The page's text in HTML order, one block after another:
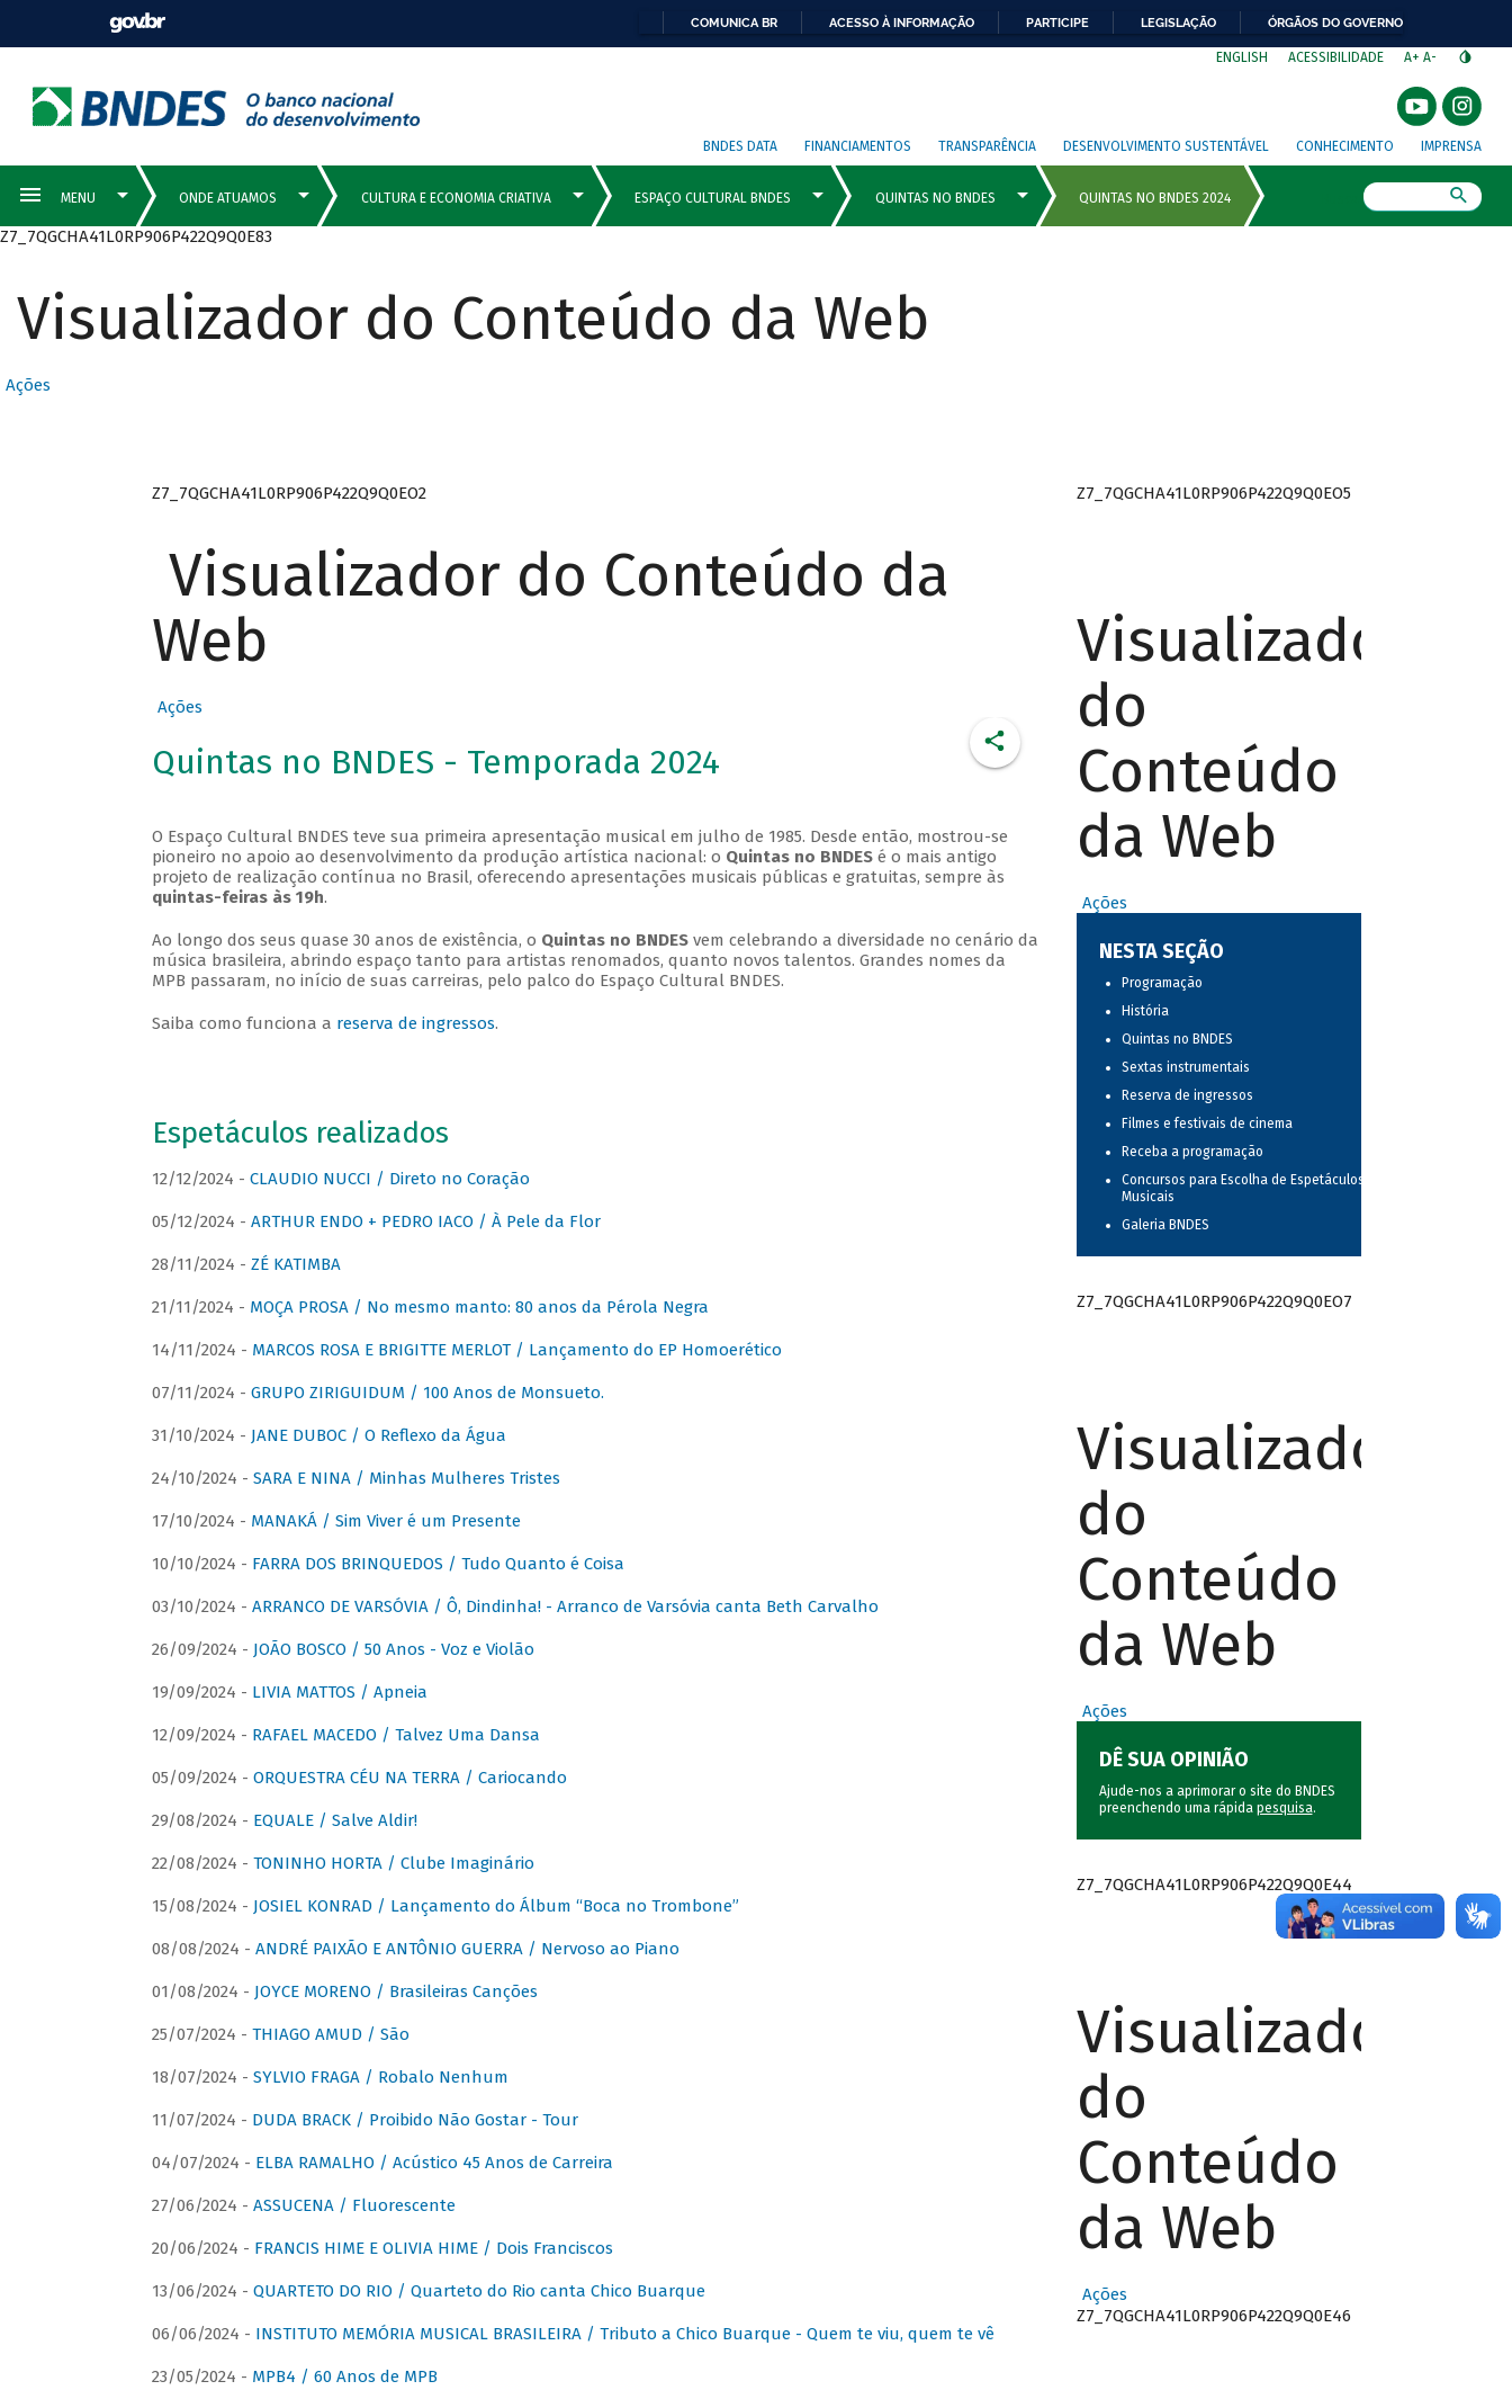
COMUNICA BR ACESSO À INFORMAÇÃO PARTICIPE LEGISLAÇÃO ÓRGÃOS DO GOVERNO
ENGLISH ACESSIBILIDADE A+ A-
BNDES DATA FINANCIAMENTOS TRANSPARÊNCIA DESENVOLVIMENTO SUSTENTÁVEL CONHECIMENTO IMPRENSA
Z7_7QGCHA41L0RP906P422Q9Q0E83
Visualizador do Conteúdo da Web
Ações
Z7_7QGCHA41L0RP906P422Q9Q0EO2
Visualizador do Conteúdo da
Web
Ações
Quintas no BNDES - Temporada 2024
O Espaço Cultural BNDES teve sua primeira apresentação musical em julho de 1985. Desde então, mostrou-se
pioneiro no apoio ao desenvolvimento da produção artística nacional: o Quintas no BNDESé o mais antigo
projeto de realização contínua no Brasil, oferecendo apresentações musicais públicas e gratuitas, sempre às
quintas-feiras às 19h.
Ao longo dos seus quase 30 anos de existência, o Quintas no BNDESvem celebrando a diversidade no cenário da
música brasileira, abrindo espaço tanto para artistas renomados, quanto novos talentos. Grandes nomes da
MPB passaram, no início de suas carreiras, pelo palco do Espaço Cultural BNDES.
Saiba como funciona a reserva de ingressos.
Espetáculos realizados
12/12/2024 - CLAUDIO NUCCI / Direto no Coração
05/12/2024 - ARTHUR ENDO + PEDRO IACO / À Pele da Flor
28/11/2024 - ZÉ KATIMBA
21/11/2024 - MOÇA PROSA / No mesmo manto: 80 anos da Pérola Negra
14/11/2024 - MARCOS ROSA E BRIGITTE MERLOT / Lançamento do EP Homoerético
07/11/2024 - GRUPO ZIRIGUIDUM / 100 Anos de Monsueto.
31/10/2024 - JANE DUBOC / O Reflexo da Água
24/10/2024 - SARA E NINA / Minhas Mulheres Tristes
17/10/2024 - MANAKÁ / Sim Viver é um Presente
10/10/2024 - FARRA DOS BRINQUEDOS / Tudo Quanto é Coisa
03/10/2024 - ARRANCO DE VARSÓVIA / Ô, Dindinha! - Arranco de Varsóvia canta Beth Carvalho
26/09/2024 - JOÃO BOSCO / 50 Anos - Voz e Violão
19/09/2024 - LIVIA MATTOS / Apneia
12/09/2024 - RAFAEL MACEDO / Talvez Uma Dansa
05/09/2024 - ORQUESTRA CÉU NA TERRA / Cariocando
29/08/2024 - EQUALE / Salve Aldir!
22/08/2024 - TONINHO HORTA / Clube Imaginário
15/08/2024 - JOSIEL KONRAD / Lançamento do Álbum “Boca no Trombone”
08/08/2024 - ANDRÉ PAIXÃO E ANTÔNIO GUERRA / Nervoso ao Piano
01/08/2024 - JOYCE MORENO / Brasileiras Canções
25/07/2024 - THIAGO AMUD / São
18/07/2024 - SYLVIO FRAGA / Robalo Nenhum
11/07/2024 - DUDA BRACK / Proibido Não Gostar - Tour
04/07/2024 - ELBA RAMALHO / Acústico 45 Anos de Carreira
27/06/2024 - ASSUCENA / Fluorescente
20/06/2024 - FRANCIS HIME E OLIVIA HIME / Dois Franciscos
13/06/2024 - QUARTETO DO RIO / Quarteto do Rio canta Chico Buarque
06/06/2024 - INSTITUTO MEMÓRIA MUSICAL BRASILEIRA / Tributo a Chico Buarque - Quem te viu, quem te vê
23/05/2024 - MPB4 / 60 Anos de MPB
Z7_7QGCHA41L0RP906P422Q9Q0EO5
Visualizador
do
Conteúdo
da Web
Ações
NESTA SEÇÃO
Programação
História
Quintas no BNDES
Sextas instrumentais
Reserva de ingressos
Filmes e festivais de cinema
Receba a programação
Concursos para Escolha de Espetáculos
Musicais
Galeria BNDES
Z7_7QGCHA41L0RP906P422Q9Q0EO7
Visualizador
do
Conteúdo
da Web
Ações
DÊ SUA OPINIÃO
Ajude-nos a aprimorar o site do BNDES
preenchendo uma rápida pesquisa.
Z7_7QGCHA41L0RP906P422Q9Q0E44
Visualizador
do
Conteúdo
da Web
Ações
Z7_7QGCHA41L0RP906P422Q9Q0E46